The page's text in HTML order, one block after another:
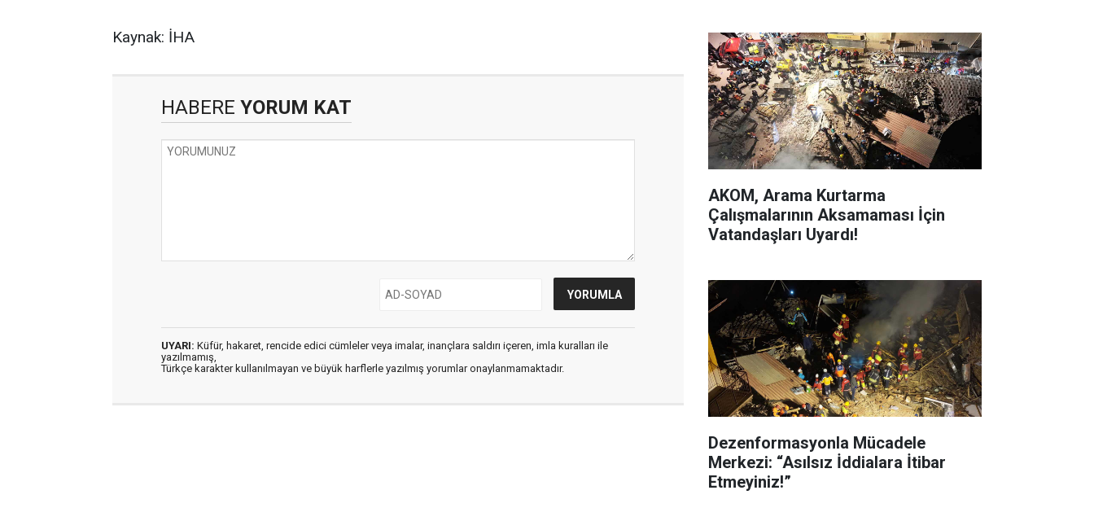
Kaynak: İHA
HABERE YORUM KAT
UYARI: Küfür, hakaret, rencide edici cümleler veya imalar, inançlara saldırı içeren, imla kuralları ile
yazılmamış,
Türkçe karakter kullanılmayan ve büyük harflerle yazılmış yorumlar onaylanmamaktadır.
AKOM, Arama Kurtarma
Çalışmalarının Aksamaması İçin
Vatandaşları Uyardı!
Dezenformasyonla Mücadele
Merkezi: “Asılsız İddialara İtibar
Etmeyiniz!”